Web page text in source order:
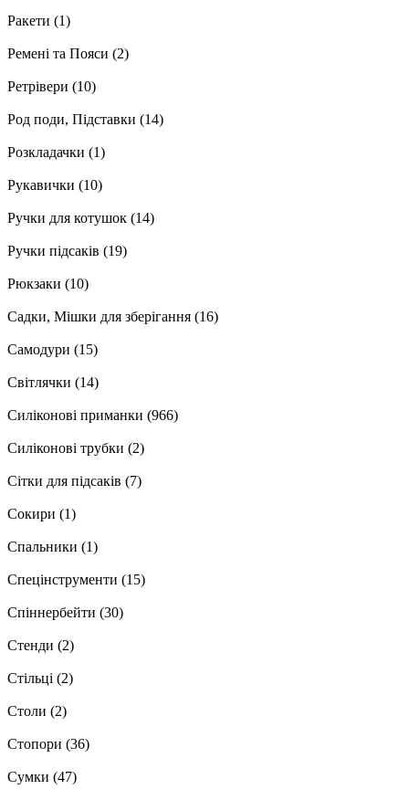
Ракети (1)
Ремені та Пояси (2)
Ретрівери (10)
Род поди, Підставки (14)
Розкладачки (1)
Рукавички (10)
Ручки для котушок (14)
Ручки підсаків (19)
Рюкзаки (10)
Садки, Мішки для зберігання (16)
Самодури (15)
Світлячки (14)
Силіконові приманки (966)
Силіконові трубки (2)
Сітки для підсаків (7)
Сокири (1)
Спальники (1)
Спецінструменти (15)
Спіннербейти (30)
Стенди (2)
Стільці (2)
Столи (2)
Стопори (36)
Сумки (47)